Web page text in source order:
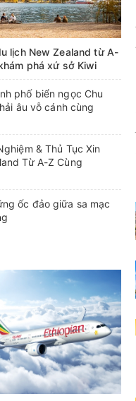
lịch New Zealand từ A-
phá xứ sở Kiwi
phố biển ngọc Chu
âu vỗ cánh cùng
& Thủ Tục Xin
Từ A-Z Cùng
ốc đảo giữa sa mạc